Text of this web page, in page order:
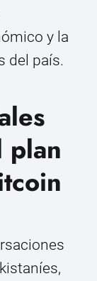
y la
del país.
plan